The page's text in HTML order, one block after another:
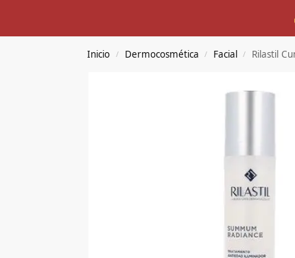
Inicio / Dermocosmética / Facial / Rilastil